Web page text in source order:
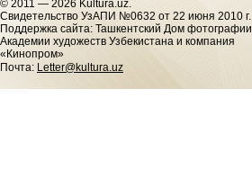
© 2011 — 2026 Kultura.uz.
Cвидетельство УзАПИ №0632 от 22 июня 2010 г.
Поддержка сайта: Ташкентский Дом фотографии
Академии художеств Узбекистана и компания
«Кинопром»
Почта: Letter@kultura.uz